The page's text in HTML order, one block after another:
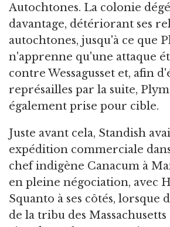
Autochtones. La colonie
davantage, détériorant ses
autochtones, jusqu'à ce que
n'apprenne qu'une attaque
contre Wessagusset et, afin
représailles par la suite,
également prise pour cible.
Juste avant cela, Standish
expédition commerciale
chef indigène Canacum à
en pleine négociation, avec
Squanto à ses côtés, lorsque
de la tribu des